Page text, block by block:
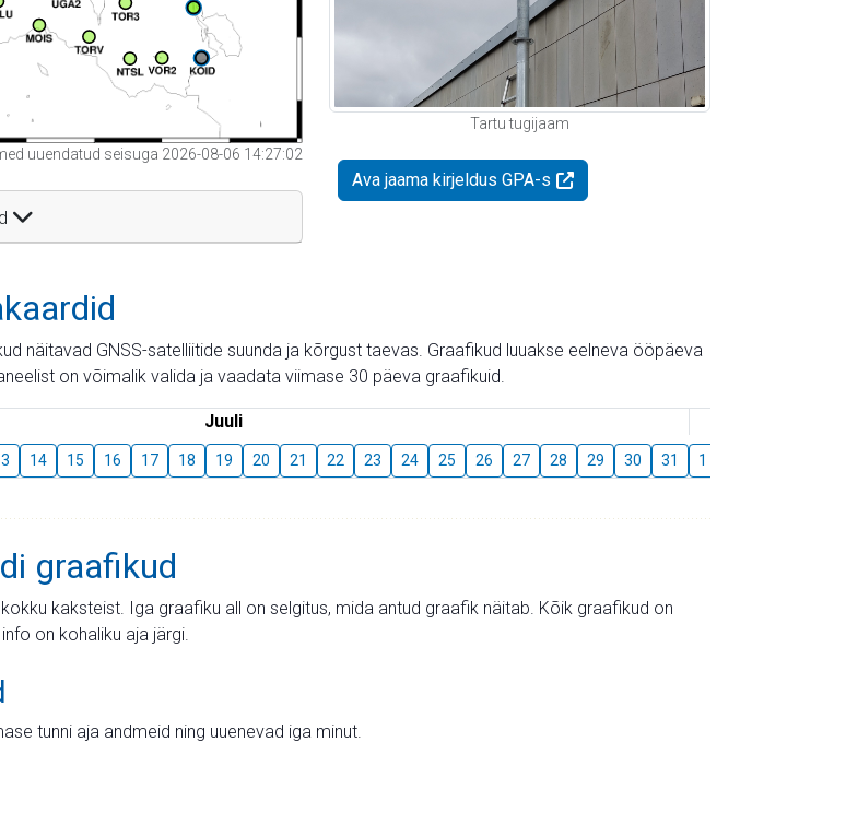
uuendatud seisuga 2026-08-06 14:27:02
Tartu tugijaam
Ava jaama kirjeldus GPA-s
näitavad GNSS-satelliitide suunda ja kõrgust taevas. Graafikud luuakse eelneva ööpäeva
on võimalik valida ja vaadata viimase 30 päeva graafikuid.
Juuli
14 15 16 17 18 19 20 21 22 23 24 25 26 27 28 29 30 31 1
graafikud
kaksteist. Iga graafiku all on selgitus, mida antud graafik näitab. Kõik graafikud on
on kohaliku aja järgi.
tunni aja andmeid ning uuenevad iga minut.